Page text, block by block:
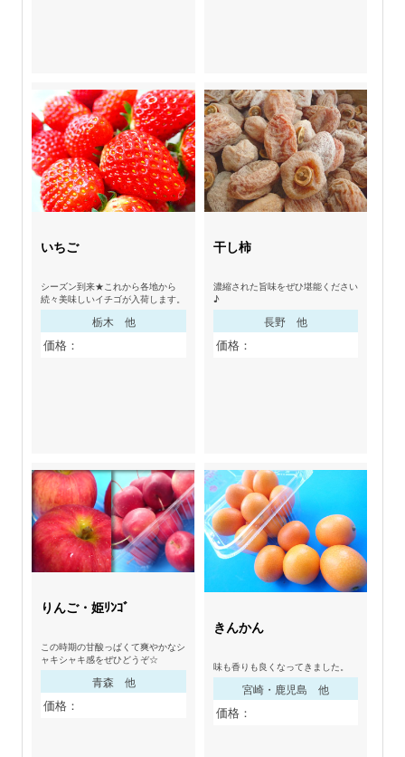
いちご
シーズン到来★これから各地から
続々美味しいイチゴが入荷します。
栃木 他
価格：
干し柿
濃縮された旨味をぜひ堪能ください
♪
長野 他
価格：
りんご・姫ﾘﾝｺﾞ
この時期の甘酸っぱくて爽やかなシ
ャキシャキ感をぜひどうぞ☆
青森 他
価格：
きんかん
味も香りも良くなってきました。
宮崎・鹿児島 他
価格：